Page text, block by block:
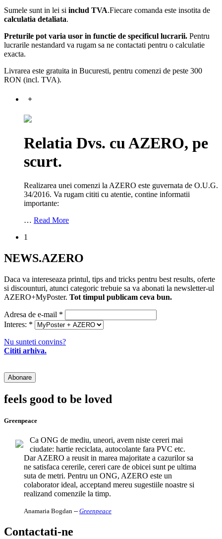
Sumele sunt in lei si includ TVA.Fiecare comanda este insotita de
calculatia detaliata.
Preturile pot varia usor in functie de specificul lucrarii. Pentru
lucrarile nestandard va rugam sa ne contactati pentru o calculatie
exacta.
Livrarea este gratuita in Bucuresti, pentru comenzi de peste 300
RON (incl. TVA).
+
Relatia Dvs. cu AZERO, pe
scurt.
Realizarea unei comenzi la AZERO este guvernata de O.U.G.
34/2016. Va rugam cititi cu atentie, contine informatii
importante:
… Read More
1
NEWS.AZERO
Daca va intereseaza printul, tips and tricks pentru best results, oferte
si discounturi, atunci categoric trebuie sa va abonati la newsletter-ul
AZERO+MyPoster. Tot timpul publicam ceva bun.
Adresa de e-mail *
Interes: *
Nu sunteti convins?
Cititi arhiva.
feels good to be loved
Greenpeace
Ca ONG de mediu, uneori, avem niste cereri mai
ciudate: hartie reciclata, autocolante fara PVC etc.
Dar AZERO a reusit in marea majoritate a cazurilor sa
ne satisfaca cererile, cereri care de obicei sunt pe ultima
suta de metri. Pentru un ONG, AZERO este un
colaborator ideal, acceptand mereu sugestiile noastre si
realizand comenzile la timp.
Anamaria Bogdan -- Greenpeace
Contactati-ne